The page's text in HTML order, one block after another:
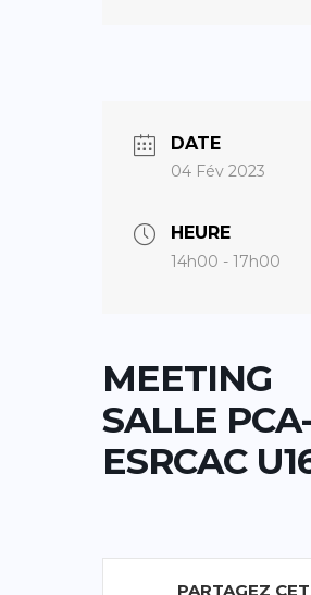
DATE
04 Fév 2023
HEURE
14h00 - 17h00
MEETING
SALLE PCA-
ESRCAC
PARTAGEZ CET